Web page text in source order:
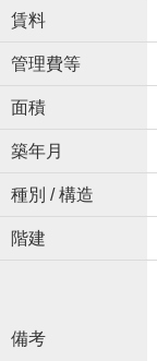
賃料
管理費等
面積
築年月
種別 / 構造
階建
備考